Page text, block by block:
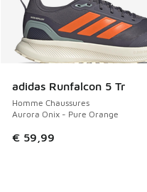
adidas Runfalcon 5 Tr
Homme Chaussures
Aurora Onix - Pure Orange
€ 59,99